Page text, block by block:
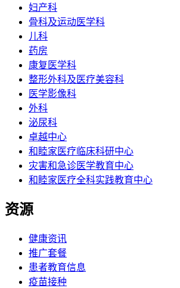
妇产科
骨科及运动医学科
儿科
药房
康复医学科
整形外科及医疗美容科
医学影像科
外科
泌尿科
卓越中心
和睦家医疗临床科研中心
灾害和急诊医学教育中心
和睦家医疗全科实践教育中心
资源
健康资讯
推广套餐
患者教育信息
疫苗接种